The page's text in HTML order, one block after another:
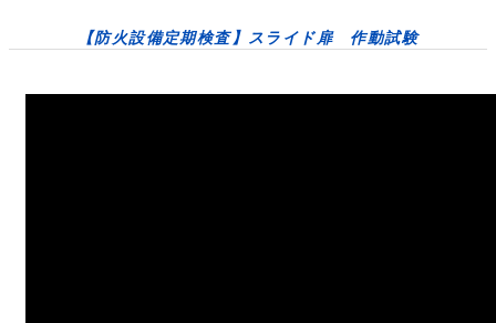
【防火設備定期検査】スライド扉 作動試験